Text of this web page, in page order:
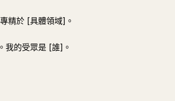
精於 [具體領域]。
我的受眾是 [誰]。